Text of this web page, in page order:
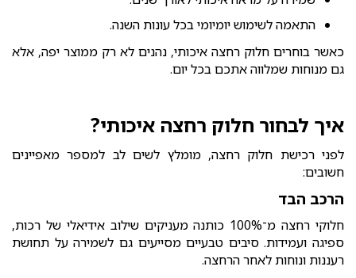
התאמה לשימוש יומיומי בכל עונות השנה.
כאשר בוחרים חלוק רחצה איכותי, נהנים לא רק ממוצר יפה, אלא
גם מנוחות שמלווה אתכם בכל יום.
איך לבחור חלוק רחצה איכותי?
לפני רכישת חלוק רחצה, מומלץ לשים לב למספר מאפיינים
חשובים:
הרכב הבד
חלוקי רחצה מ־100% כותנה מעניקים שילוב אידיאלי של רכות,
ספיגה ועמידות. סיבים טבעיים מסייעים גם לשמירה על תחושת
רעננות ונוחות לאחר הרחצה.